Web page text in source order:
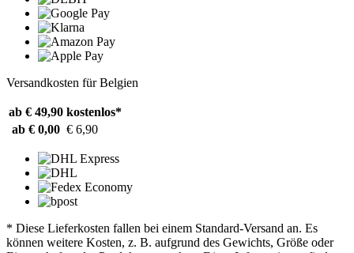
Versandkosten für Belgien
ab € 49,90 kostenlos*
ab € 0,00 € 6,90
* Diese Lieferkosten fallen bei einem Standard-Versand an. Es
können weitere Kosten, z. B. aufgrund des Gewichts, Größe oder